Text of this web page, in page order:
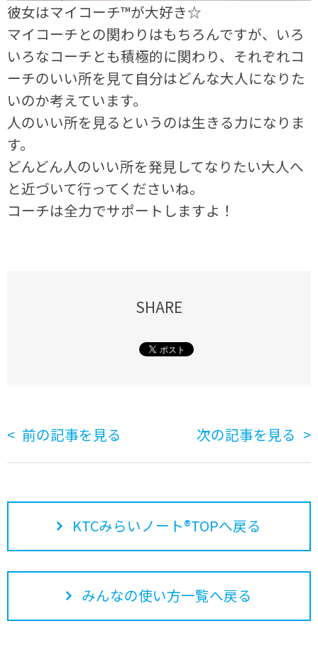
彼女はマイコーチ™が大好き☆
マイコーチとの関わりはもちろんですが、いろ
いろなコーチとも積極的に関わり、それぞれコ
ーチのいい所を見て自分はどんな大人になりた
いのか考えています。
人のいい所を見るというのは生きる力になりま
す。
どんどん人のいい所を発見してなりたい大人へ
と近づいて行ってくださいね。
コーチは全力でサポートしますよ！
SHARE
前の記事を見る 次の記事を見る
KTCみらいノート®TOPへ戻る
みんなの使い方一覧へ戻る